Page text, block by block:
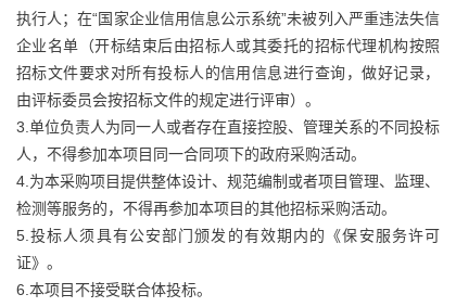
执行人；在“国家企业信用信息公示系统”未被列入严重违法失信
企业名单（开标结束后由招标人或其委托的招标代理机构按照
招标文件要求对所有投标人的信用信息进行查询，做好记录，
由评标委员会按招标文件的规定进行评审）。
3.单位负责人为同一人或者存在直接控股、管理关系的不同投标
人，不得参加本项目同一合同项下的政府采购活动。
4.为本采购项目提供整体设计、规范编制或者项目管理、监理、
检测等服务的，不得再参加本项目的其他招标采购活动。
5.投标人须具有公安部门颁发的有效期内的《保安服务许可
证》。
6.本项目不接受联合体投标。